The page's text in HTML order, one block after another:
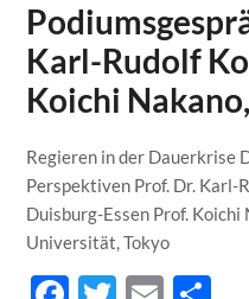
Karl-Rudolf
Koichi
Regieren in der Dauerkrise
Perspektiven Prof. Dr. Karl-
Duisburg-Essen Prof. Koichi
Universität, Tokyo